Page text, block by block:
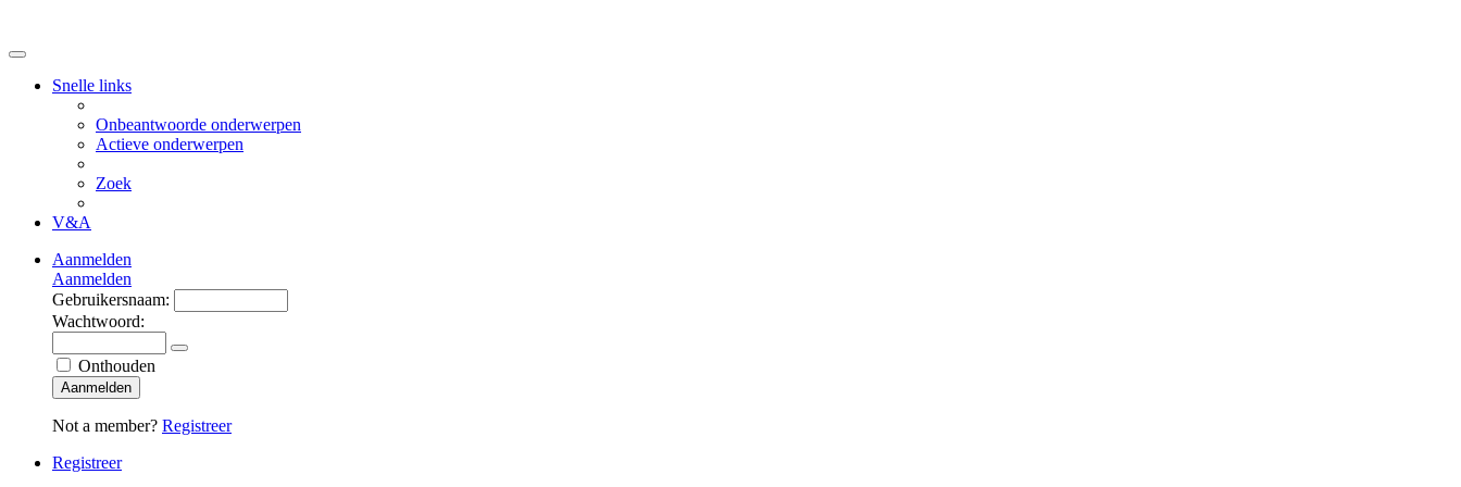
Snelle links
Onbeantwoorde onderwerpen
Actieve onderwerpen
Zoek
V&A
Aanmelden
Aanmelden
Gebruikersnaam:
Wachtwoord:
Onthouden
Aanmelden
Not a member? Registreer
Registreer